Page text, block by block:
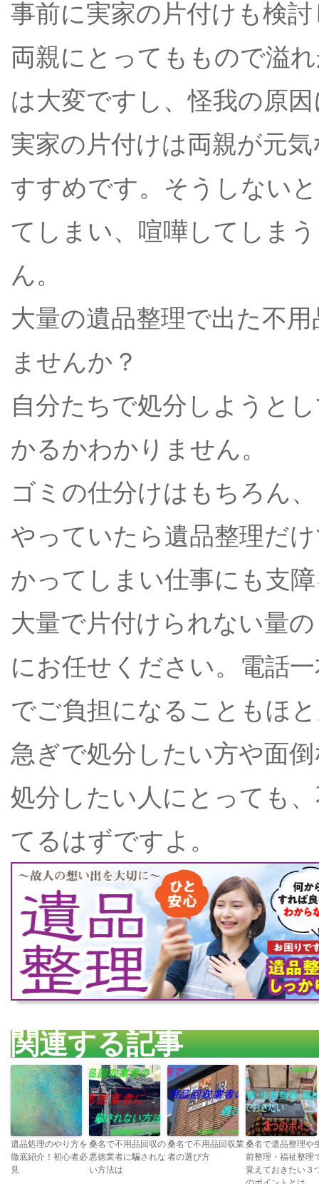
事前に実家の片付けも検
両親にとってももので溢
は大変ですし、怪我の原
実家の片付けは両親が元
すすめです。そうしない
てしまい、喧嘩してしま
ん。
大量の遺品整理で出た不
ませんか？
自分たちで処分しようと
かるかわかりません。
ゴミの仕分けはもちろん
やっていたら遺品整理だ
かってしまい仕事にも支
大量で片付けられない量
にお任せください。電話
でご負担になることもほ
急ぎで処分したい方や面
処分したい人にとっても
てるはずですよ。
関連する記事
遺品処理のやり方を
徹底紹介！初心者必
見
桑名で不用品回収の
悪徳業者に騙されな
い方法は
桑名で不用品回収業
者の選び方
桑名で遺品整理や
前整理・福祉整理
覚えておきたい３